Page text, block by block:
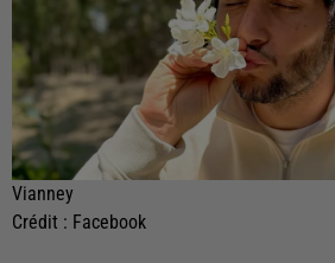
Vianney
Crédit : Facebook